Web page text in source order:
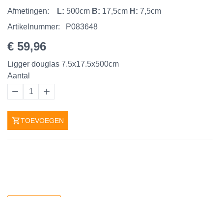
Afmetingen:
L: 500cm B: 17,5cm H: 7,5cm
Artikelnummer:
P083648
€ 59,96
Ligger douglas 7.5x17.5x500cm
Aantal
1
TOEVOEGEN